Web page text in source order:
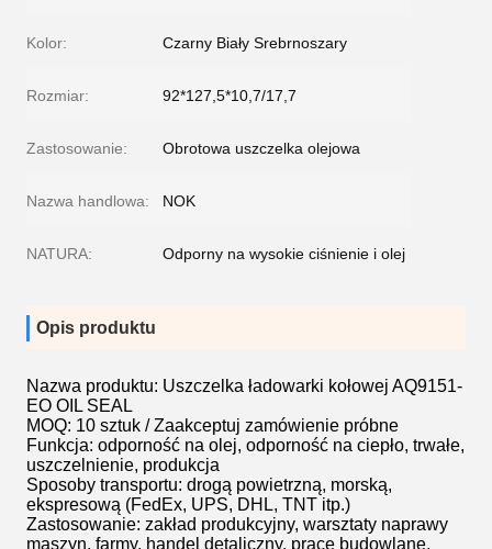
Kolor: Czarny Biały Srebrnoszary
Rozmiar: 92*127,5*10,7/17,7
Zastosowanie: Obrotowa uszczelka olejowa
Nazwa handlowa: NOK
NATURA: Odporny na wysokie ciśnienie i olej
Opis produktu
Nazwa produktu: Uszczelka ładowarki kołowej AQ9151-
EO OIL SEAL
MOQ: 10 sztuk / Zaakceptuj zamówienie próbne
Funkcja: odporność na olej, odporność na ciepło, trwałe,
uszczelnienie, produkcja
Sposoby transportu: drogą powietrzną, morską,
ekspresową (FedEx, UPS, DHL, TNT itp.)
Zastosowanie: zakład produkcyjny, warsztaty naprawy
maszyn, farmy, handel detaliczny, prace budowlane,